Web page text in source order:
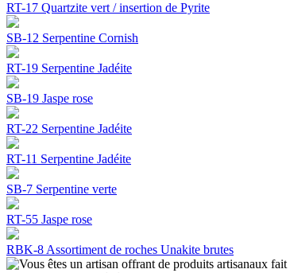
RT-17 Quartzite vert / insertion de Pyrite
SB-12 Serpentine Cornish
RT-19 Serpentine Jadéite
SB-19 Jaspe rose
RT-22 Serpentine Jadéite
RT-11 Serpentine Jadéite
SB-7 Serpentine verte
RT-55 Jaspe rose
RBK-8 Assortiment de roches Unakite brutes